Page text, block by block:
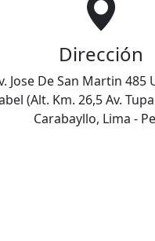
Dirección
Jose De San Martin 485
(Alt. Km. 26,5 Av.
Carabayllo, Lima -